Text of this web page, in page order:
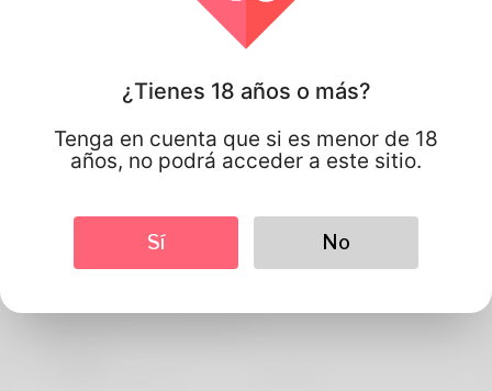
¿Tienes 18 años o más?
Tenga en cuenta que si es menor de 18
años, no podrá acceder a este sitio.
Sí No
Thiago
Información de perfil